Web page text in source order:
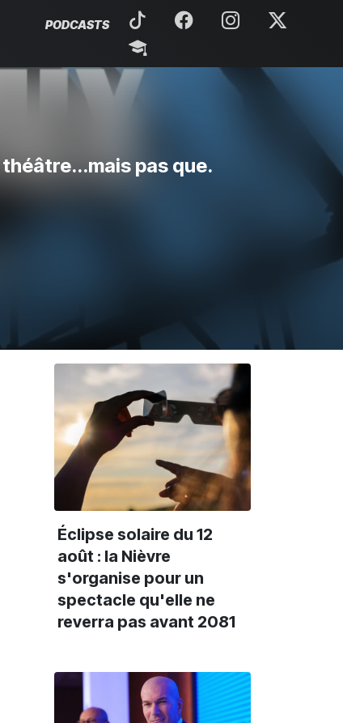
PODCASTS
théâtre...mais pas que.
Éclipse solaire du 12
août : la Nièvre
s'organise pour un
spectacle qu'elle ne
reverra pas avant 2081